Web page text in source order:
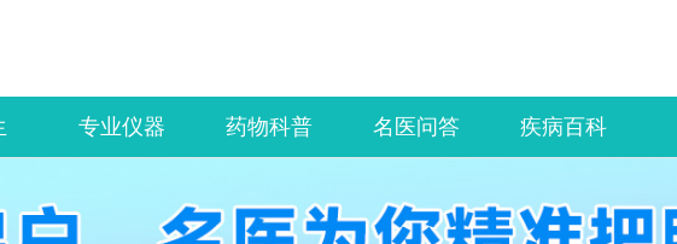
专业仪器 药物科普 名医问答 疾病百科